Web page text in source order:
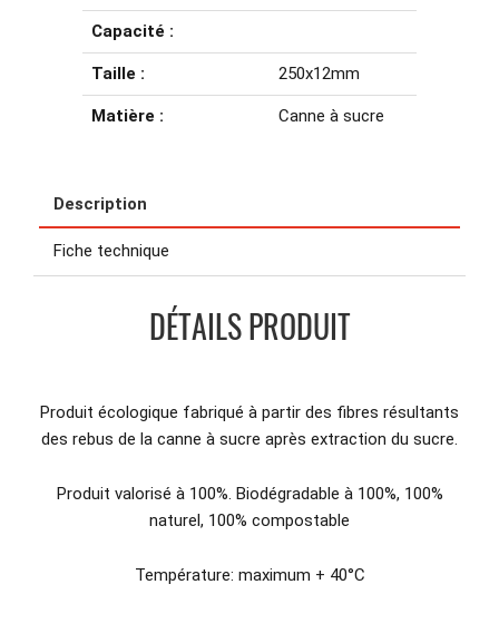
Capacité :
Taille : 250x12mm
Matière : Canne à sucre
Description
Fiche technique
DÉTAILS PRODUIT
Produit écologique fabriqué à partir des fibres résultants
des rebus de la canne à sucre après extraction du sucre.
Produit valorisé à 100%. Biodégradable à 100%, 100%
naturel, 100% compostable
Température: maximum + 40°C